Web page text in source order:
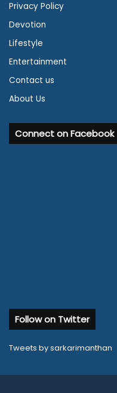
Privacy Policy
Devotion
Lifestyle
Entertainment
Contact us
About Us
Connect on Facebook
Follow on Twitter
Tweets by sarkarimanthan